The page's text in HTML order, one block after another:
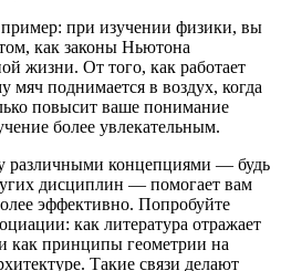
пример: при изучении физики, вы
как законы Ньютона
жизни. От того, как работает
мяч поднимается в воздух, когда
повысит ваше понимание
более увлекательным.
различными концепциями — будь
дисциплин — помогает вам
эффективно. Попробуйте
как литература отражает
как принципы геометрии на
Такие связи делают